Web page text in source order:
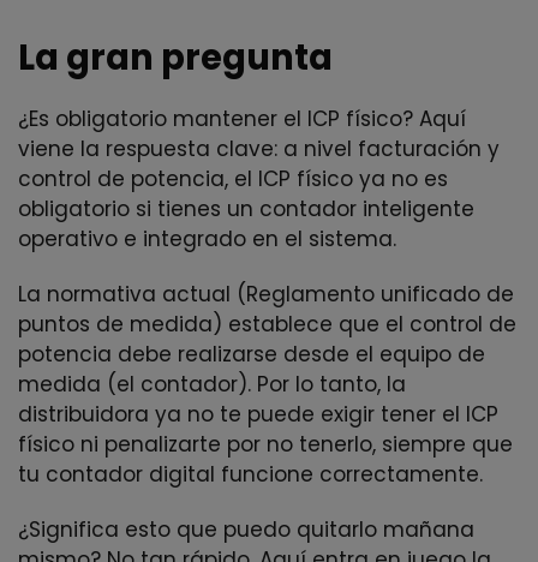
La gran pregunta
¿Es obligatorio mantener el ICP físico? Aquí
viene la respuesta clave: a nivel facturación y
control de potencia, el ICP físico ya no es
obligatorio si tienes un contador inteligente
operativo e integrado en el sistema.
La normativa actual (Reglamento unificado de
puntos de medida) establece que el control de
potencia debe realizarse desde el equipo de
medida (el contador). Por lo tanto, la
distribuidora ya no te puede exigir tener el ICP
físico ni penalizarte por no tenerlo, siempre que
tu contador digital funcione correctamente.
¿Significa esto que puedo quitarlo mañana